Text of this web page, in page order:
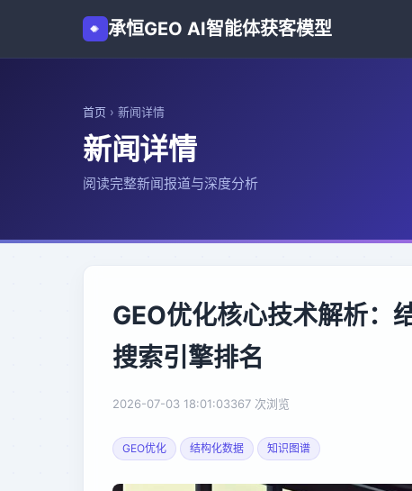
承恒GEO AI智能体获客模型
首页 › 新闻详情
新闻详情
阅读完整新闻报道与深度分析
GEO优化核心技术解析：
搜索引擎排名
2026-07-03 18:01:03367 次浏览
GEO优化 结构化数据 知识图谱